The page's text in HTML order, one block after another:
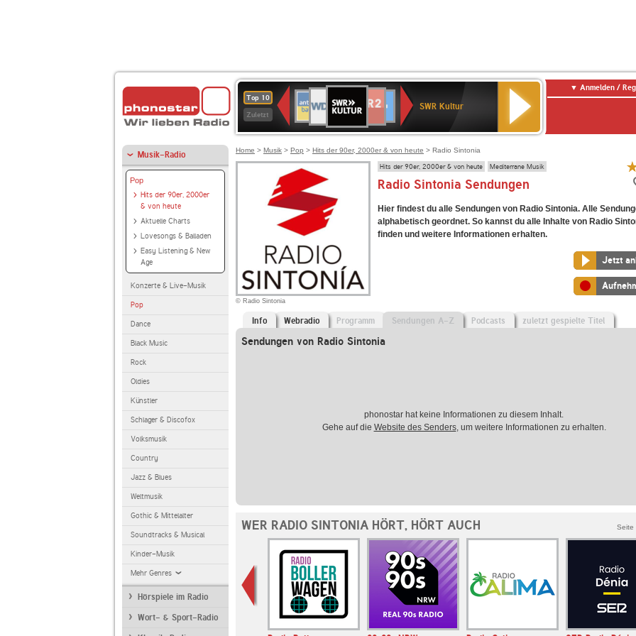
Top 10
Zuletzt
Deutschlandfunk
80er
90er
OLDIE
ANTENNE
SWR3
WDR
4
BR-
KLASSIK
Deutschlandfunk
Kultur
ANTENNE
BAYERN
2
Kultur2
SWR Kultur
Anmelden /
Musik-Radio
Pop
Hits der 90er, 2000er
& von heute
Aktuelle Charts
Lovesongs & Balladen
Easy Listening & New
Age
Konzerte & Live-Musik
Pop
Dance
Black Music
Rock
Oldies
Künstler
Schlager & Discofox
Volksmusik
Country
Jazz & Blues
Weltmusik
Gothic & Mittelalter
Soundtracks & Musical
Kinder-Musik
Mehr Genres
Hörspiele im Radio
Wort- & Sport-Radio
Home > Musik > Pop > Hits der 90er, 2000er & von heute > Radio Sintonia
© Radio Sintonia
Hits der 90er, 2000er & von heute Mediterrane Musik
Radio Sintonia Sendungen
Hier findest du alle Sendungen von Radio Sintonia. Alle
alphabetisch geordnet. So kannst du alle Inhalte von Radio
finden und weitere Informationen erhalten.
Jetzt
Info Webradio Programm Sendungen A-Z Podcasts zuletzt gespielte Titel
Sendungen von Radio Sintonia
phonostar hat keine Informationen zu diesem Inhalt.
Gehe auf die Website des Senders, um weitere Informationen zu erhalten.
WER RADIO SINTONIA HÖRT, HÖRT AUCH Seite